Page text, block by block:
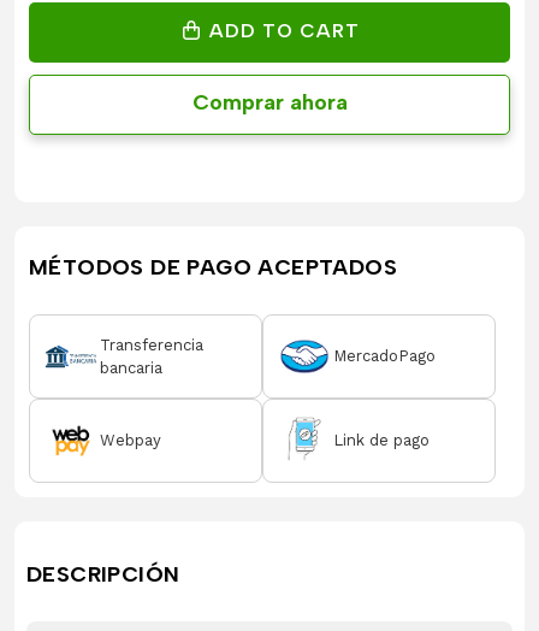
ADD TO CART
Comprar ahora
MÉTODOS DE PAGO ACEPTADOS
Transferencia
bancaria
MercadoPago
Webpay Link de pago
DESCRIPCIÓN